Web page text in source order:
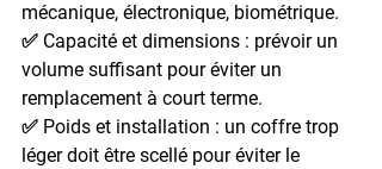
mécanique, électronique, biométrique.
✅ Capacité et dimensions : prévoir un
volume suffisant pour éviter un
remplacement à court terme.
✅ Poids et installation : un coffre trop
léger doit être scellé pour éviter le